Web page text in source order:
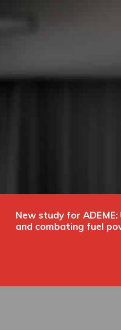
New study for
and combating fuel